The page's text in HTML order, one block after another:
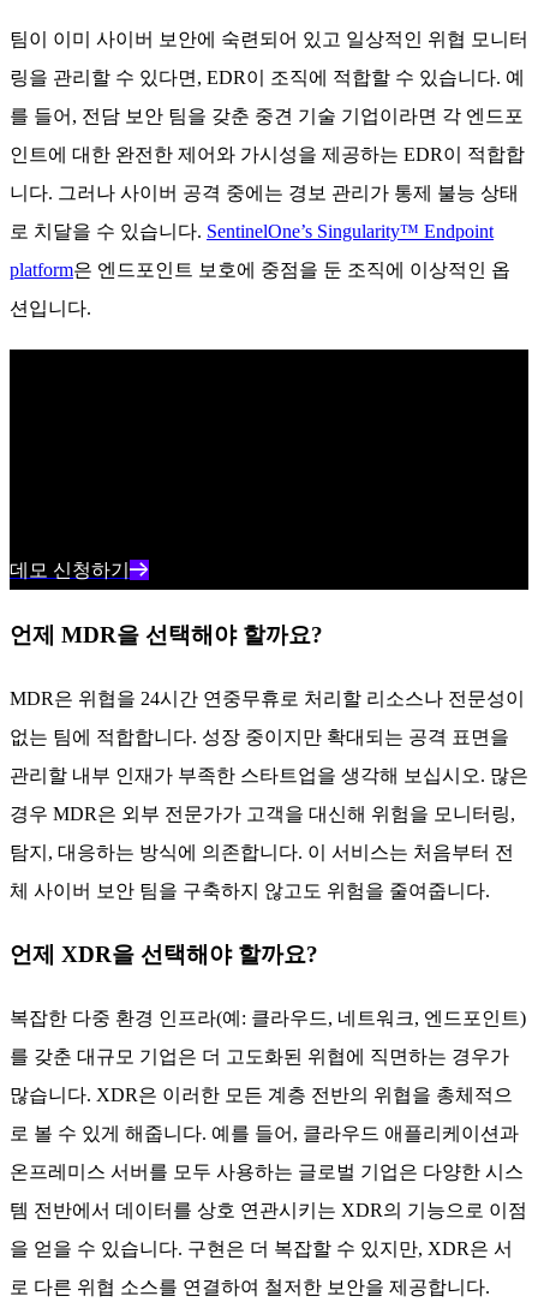
팀이 이미 사이버 보안에 숙련되어 있고 일상적인 위협 모니터
링을 관리할 수 있다면, EDR이 조직에 적합할 수 있습니다. 예
를 들어, 전담 보안 팀을 갖춘 중견 기술 기업이라면 각 엔드포
인트에 대한 완전한 제어와 가시성을 제공하는 EDR이 적합합
니다. 그러나 사이버 공격 중에는 경보 관리가 통제 불능 상태
로 치달을 수 있습니다. SentinelOne’s Singularity™ Endpoint
platform은 엔드포인트 보호에 중점을 둔 조직에 이상적인 옵
션입니다.
데모 신청하기
언제 MDR을 선택해야 할까요?
MDR은 위협을 24시간 연중무휴로 처리할 리소스나 전문성이
없는 팀에 적합합니다. 성장 중이지만 확대되는 공격 표면을
관리할 내부 인재가 부족한 스타트업을 생각해 보십시오. 많은
경우 MDR은 외부 전문가가 고객을 대신해 위험을 모니터링,
탐지, 대응하는 방식에 의존합니다. 이 서비스는 처음부터 전
체 사이버 보안 팀을 구축하지 않고도 위험을 줄여줍니다.
언제 XDR을 선택해야 할까요?
복잡한 다중 환경 인프라(예: 클라우드, 네트워크, 엔드포인트)
를 갖춘 대규모 기업은 더 고도화된 위협에 직면하는 경우가
많습니다. XDR은 이러한 모든 계층 전반의 위협을 총체적으
로 볼 수 있게 해줍니다. 예를 들어, 클라우드 애플리케이션과
온프레미스 서버를 모두 사용하는 글로벌 기업은 다양한 시스
템 전반에서 데이터를 상호 연관시키는 XDR의 기능으로 이점
을 얻을 수 있습니다. 구현은 더 복잡할 수 있지만, XDR은 서
로 다른 위협 소스를 연결하여 철저한 보안을 제공합니다.